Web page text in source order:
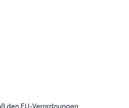
den EU-Verordnungen